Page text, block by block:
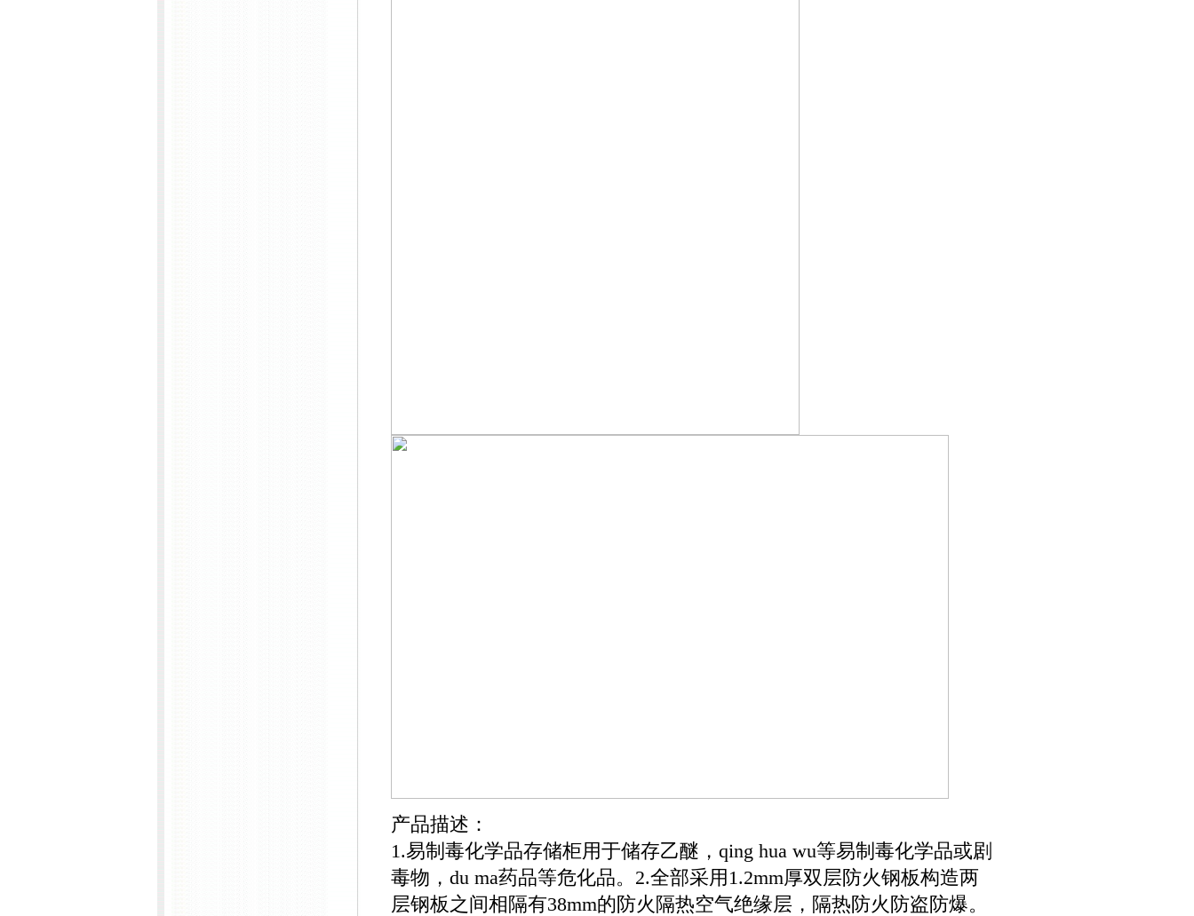
产品描述：
1.易制毒化学品存储柜用于储存乙醚，qing hua wu等易制毒化学品或剧
毒物，du ma药品等危化品。2.全部采用1.2mm厚双层防火钢板构造两
层钢板之间相隔有38mm的防火隔热空气绝缘层，隔热防火防盗防爆。